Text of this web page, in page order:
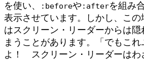
を使い、
:beforeや :afterを組み
表示させています。しかし、この
はスクリーン・リーダーからは隠
まうことがあります。「でもこれ
よ！ スクリーン・リーダーはわ